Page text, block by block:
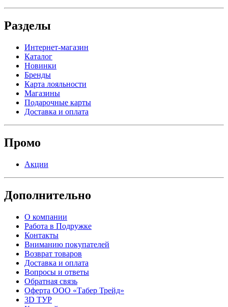
Разделы
Интернет-магазин
Каталог
Новинки
Бренды
Карта лояльности
Магазины
Подарочные карты
Доставка и оплата
Промо
Акции
Дополнительно
О компании
Работа в Подружке
Контакты
Вниманию покупателей
Возврат товаров
Доставка и оплата
Вопросы и ответы
Обратная связь
Оферта ООО «Табер Трейд»
3D ТУР